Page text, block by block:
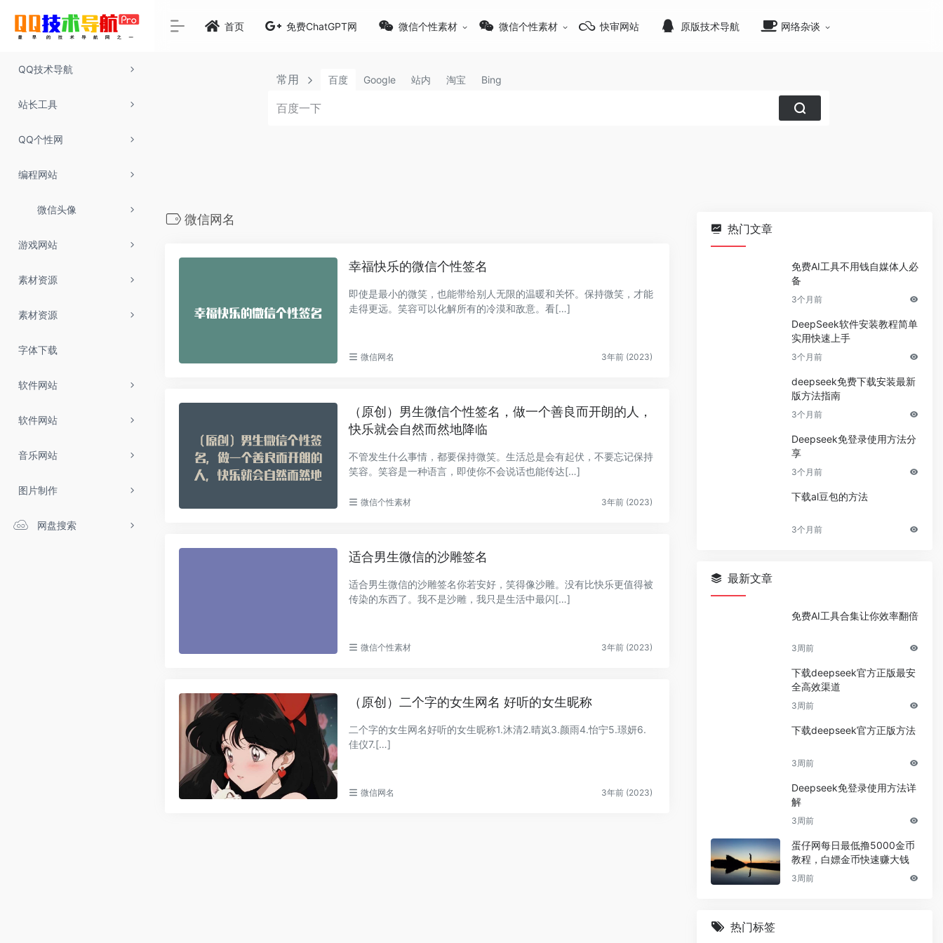
QQ技术导航
站长工具
QQ个性网
编程网站
微信头像
游戏网站
素材资源
素材资源
字体下载
软件网站
软件网站
音乐网站
图片制作
网盘搜索
首页 免费ChatGPT网 微信个性素材 微信个性素材 快审网站 原版技术导航 网络杂谈
常用 百度 Google 站内 淘宝 Bing
微信网名
幸福快乐的微信个性签名
即使是最小的微笑，也能带给别人无限的温暖和关怀。保持微笑，才能
走得更远。笑容可以化解所有的冷漠和敌意。看[…]
微信网名 3年前 (2023)
（原创）男生微信个性签名，做一个善良而开朗的人，
快乐就会自然而然地降临
不管发生什么事情，都要保持微笑。生活总是会有起伏，不要忘记保持
笑容。笑容是一种语言，即使你不会说话也能传达[…]
微信个性素材 3年前 (2023)
适合男生微信的沙雕签名
适合男生微信的沙雕签名你若安好，笑得像沙雕。没有比快乐更值得被
传染的东西了。我不是沙雕，我只是生活中最闪[…]
微信个性素材 3年前 (2023)
（原创）二个字的女生网名 好听的女生昵称
二个字的女生网名好听的女生昵称1.沐清2.晴岚3.颜雨4.怡宁5.璟妍6.
佳仪7.[…]
微信网名 3年前 (2023)
热门文章
免费AI工具不用钱自媒体人必
备
3个月前
DeepSeek软件安装教程简单
实用快速上手
3个月前
deepseek免费下载安装最新
版方法指南
3个月前
Deepseek免登录使用方法分
享
3个月前
下载al豆包的方法
3个月前
最新文章
免费AI工具合集让你效率翻倍
3周前
下载deepseek官方正版最安
全高效渠道
3周前
下载deepseek官方正版方法
3周前
Deepseek免登录使用方法详
解
3周前
蛋仔网每日最低撸5000金币
教程，白嫖金币快速赚大钱
3周前
热门标签